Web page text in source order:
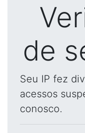
de
Seu IP fez
acessos
conosco.